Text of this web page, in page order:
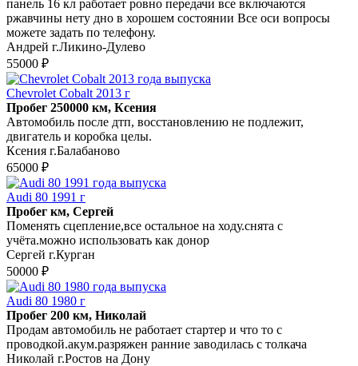
панель 16 кл работает ровно передачи все включаются
ржавчины нету дно в хорошем состоянии Все оси вопросы
можете задать по телефону.
Андрей г.Ликино-Дулево
55000 ₽
Chevrolet Cobalt 2013 г
Пробег 250000 км, Ксения
Автомобиль после дтп, восстановлению не подлежит,
двигатель и коробка целы.
Ксения г.Балабаново
65000 ₽
Audi 80 1991 г
Пробег км, Сергей
Поменять сцепление,все остальное на ходу.снята с
учёта.можно использовать как донор
Сергей г.Курган
50000 ₽
Audi 80 1980 г
Пробег 200 км, Николай
Продам автомобиль не работает стартер и что то с
проводкой.акум.разряжен ранние заводилась с толкача
Николай г.Ростов на Дону